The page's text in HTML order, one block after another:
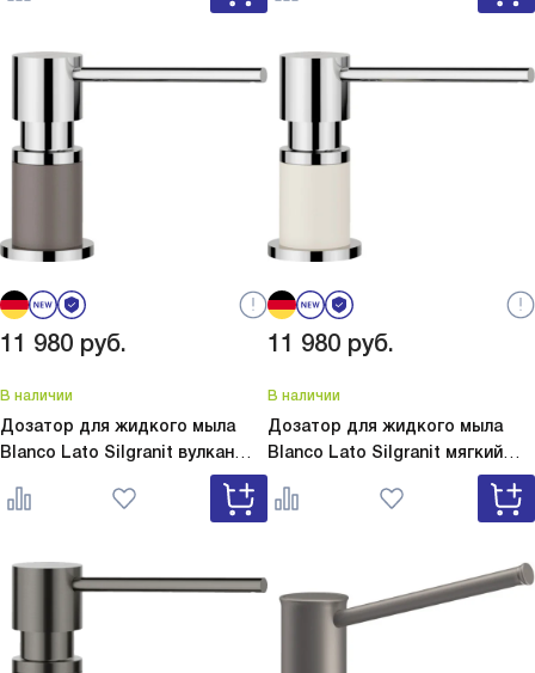
11 980 руб.
В наличии
Дозатор для жидкого мыла
Blanco Lato Silgranit вулкан
Lato Silgranit вулкан
серый 526954
11 980 руб.
В наличии
Дозатор для жидкого мыла
Blanco Lato Silgranit мягкий
Lato Silgranit мягкий
белый 526955